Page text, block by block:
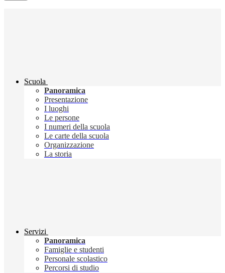
Scuola
Panoramica
Presentazione
I luoghi
Le persone
I numeri della scuola
Le carte della scuola
Organizzazione
La storia
Servizi
Panoramica
Famiglie e studenti
Personale scolastico
Percorsi di studio